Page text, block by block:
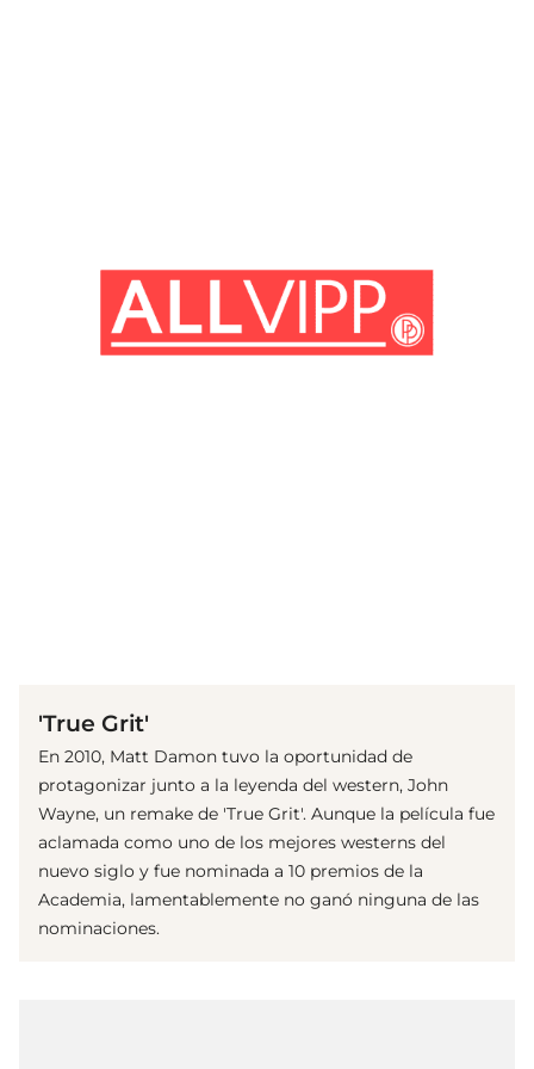
'True Grit'
En 2010, Matt Damon tuvo la oportunidad de
protagonizar junto a la leyenda del western, John
Wayne, un remake de 'True Grit'. Aunque la película fue
aclamada como uno de los mejores westerns del
nuevo siglo y fue nominada a 10 premios de la
Academia, lamentablemente no ganó ninguna de las
nominaciones.